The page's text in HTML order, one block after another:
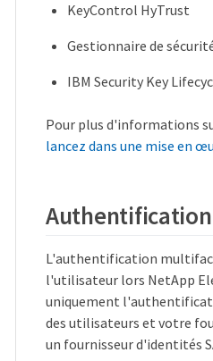
KeyControl HyTrust
Gestionnaire de
IBM Security Key
Pour plus d'informations
lancez dans une mise en
L'authentification
l'utilisateur lors NetApp
uniquement
des utilisateurs et votre
un fournisseur d'identités